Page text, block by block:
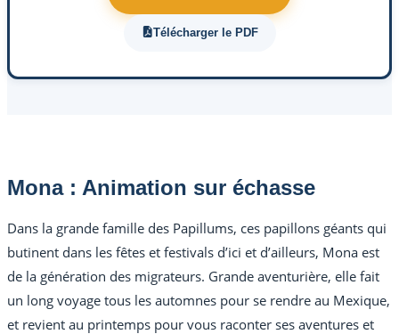
Télécharger le PDF
Mona : Animation sur échasse
Dans la grande famille des Papillums, ces papillons géants qui
butinent dans les fêtes et festivals d’ici et d’ailleurs, Mona est
de la génération des migrateurs. Grande aventurière, elle fait
un long voyage tous les automnes pour se rendre au Mexique,
et revient au printemps pour vous raconter ses aventures et